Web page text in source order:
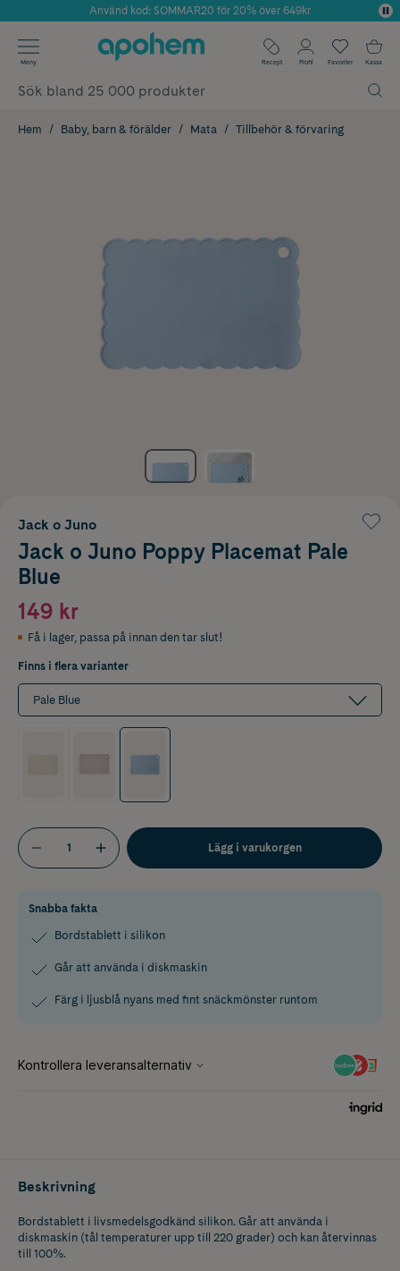
Årets Butik 2025 inom Skönhet
Använd kod: SOMMAR20 för 20% över 649kr
✓ Fri frakt
✓ Poäng på alla köp*
Meny Recept Profil Favoriter Kassa
Hem Baby, barn & förälder Mata Tillbehör & förvaring
Jack o Juno
Jack o Juno Poppy Placemat Pale
Blue
149 kr
Få i lager, passa på innan den tar slut!
Finns i flera varianter
Pale Blue
Lägg i varukorgen
Snabba fakta
Bordstablett i silikon
Går att använda i diskmaskin
Färg i ljusblå nyans med fint snäckmönster runtom
Beskrivning
Bordstablett i livsmedelsgodkänd silikon. Går att använda i
diskmaskin (tål temperaturer upp till 220 grader) och kan återvinnas
till 100%.